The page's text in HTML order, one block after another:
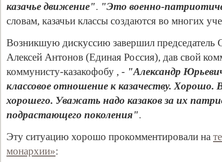
казачье движение". "Это военно-
словам, казачьи классы создаются во многих
Возникшую дискуссию завершил председатель
Алексей Антонов (Единая Россия), дав свой
коммунисту-казакофобу , - "Александр
классовое отношение к казачеству. Хорошо.
хорошего. Уважать надо казаков за их
подрастающего поколения".
Эту ситуацию хорошо прокомментировали на
монархии»: